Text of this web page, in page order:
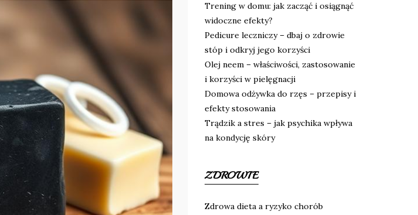
Trening w domu: jak zacząć i osiągnąć
widoczne efekty?
Pedicure leczniczy – dbaj o zdrowie
stóp i odkryj jego korzyści
Olej neem – właściwości, zastosowanie
i korzyści w pielęgnacji
Domowa odżywka do rzęs – przepisy i
efekty stosowania
Trądzik a stres – jak psychika wpływa
na kondycję skóry
ZDROWIE
Zdrowa dieta a ryzyko chorób